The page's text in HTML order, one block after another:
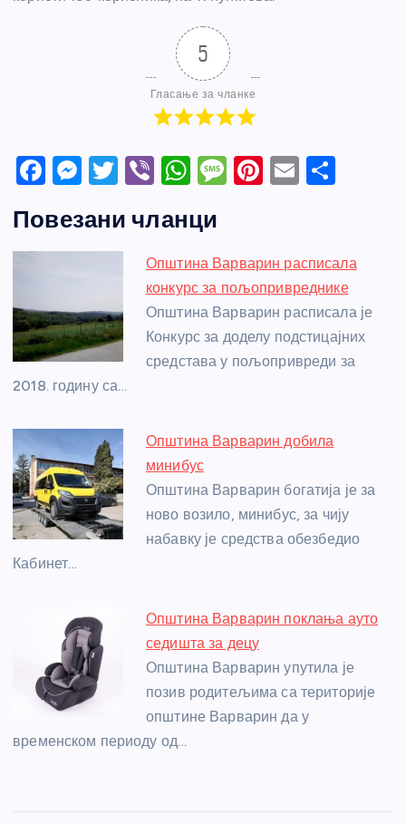
5
Гласање за чланке
F
c
e
o
o
k
M
ss
e
g
er
T
itt
er
Vi
er
W
at
s
A
p
p
M
a
g
e
Pi
e
st
E
e
Повезани чланци
Општина Варварин расписала
конкурс за пољопривреднике
Општина Варварин расписала је
Конкурс за доделу подстицајних
средстава у пољопривреди за
2018. годину са…
Општина Варварин добила
минибус
Општина Варварин богатија је за
ново возило, минибус, за чију
набавку је средства обезбедио
Кабинет…
Општина Варварин поклања ауто
седишта за децу
Општина Варварин упутила је
позив родитељима са територије
општине Варварин да у
временском периоду од…